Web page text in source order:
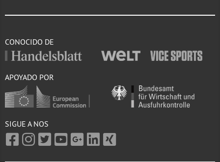
CONOCIDO DE
APOYADO POR
SIGUE A NOS